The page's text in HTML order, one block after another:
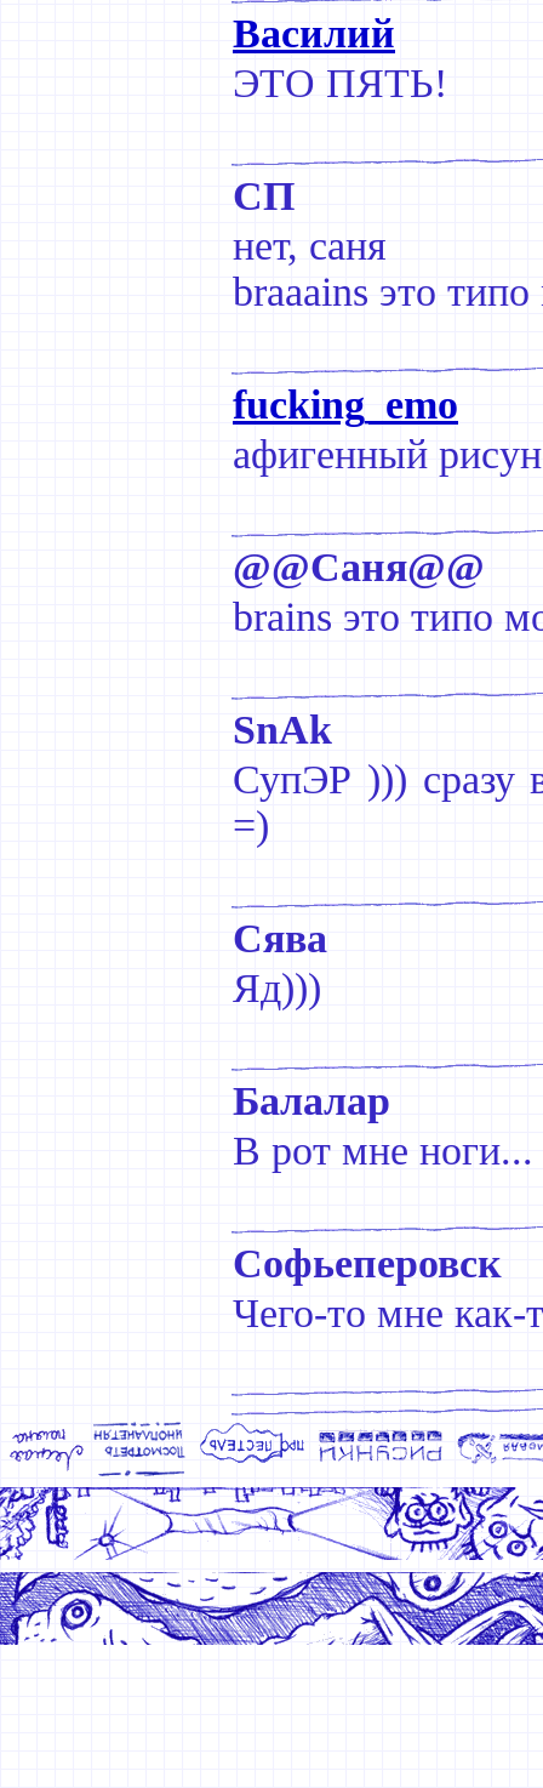
Василий
ЭТО ПЯТЬ!
СП
нет, саня
braaains это
fucking_emo
афигенный
@@Саня@@
brains это типо
SnAk
СупЭР ))) сразу
=)
Сява
Яд)))
Балалар
В рот мне ноги...
Софьеперовск
Чего-то мне как-